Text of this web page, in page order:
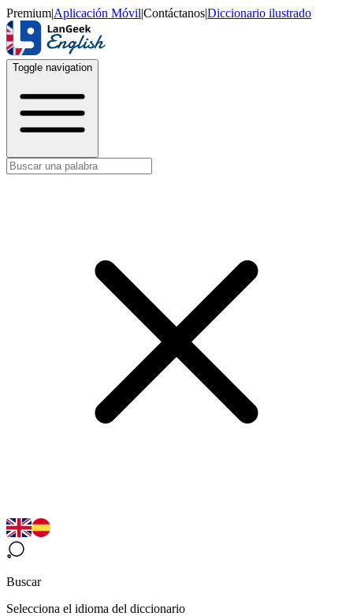
Premium|Aplicación Móvil|Contáctanos|Diccionario ilustrado
Toggle navigation
Buscar
Selecciona el idioma del diccionario